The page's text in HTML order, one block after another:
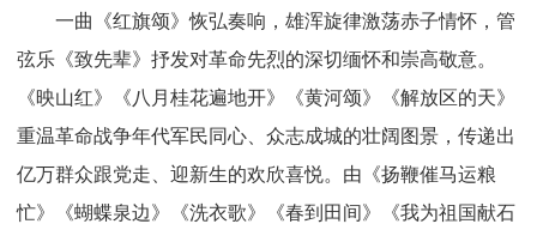
一曲《红旗颂》恢弘奏响，雄浑旋律激荡赤子情怀，管
弦乐《致先辈》抒发对革命先烈的深切缅怀和崇高敬意。
《映山红》《八月桂花遍地开》《黄河颂》《解放区的天》
重温革命战争年代军民同心、众志成城的壮阔图景，传递出
亿万群众跟党走、迎新生的欢欣喜悦。由《扬鞭催马运粮
忙》《蝴蝶泉边》《洗衣歌》《春到田间》《我为祖国献石